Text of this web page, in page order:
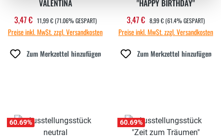
VALENTINA
Verkaufspreis:
3,47 € REGULÄRER PREIS:
11,99 € (71.06% GESPART)
Preise inkl. MwSt. zzgl. Versandkosten
Zum Merkzettel hinzufügen
HAPPY BIRTHDAY"
Verkaufspreis:
3,47 € REGULÄRER PREIS:
8,99 €(61.4% GESPART)
Preise inkl. MwSt. zzgl. Versandkosten
Zum Merkzettel hinzufügen
60.69% 60.69%